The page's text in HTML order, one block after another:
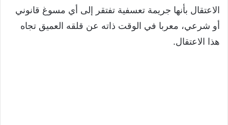
الاعتقال بأنها جريمة تعسفية تفتقر إلى أي مسوغ قانوني
أو شرعي، معربا في الوقت ذاته عن قلقه العميق تجاه
هذا الاعتقال.